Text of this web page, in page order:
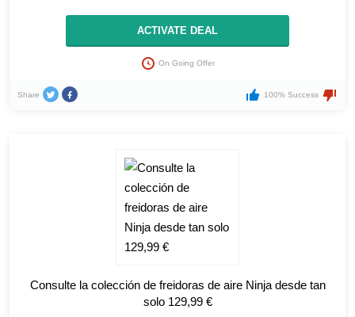
ACTIVATE DEAL
On Going Offer
Share 100% Success
Consulte la colección de freidoras de aire Ninja desde tan
solo 129,99 €